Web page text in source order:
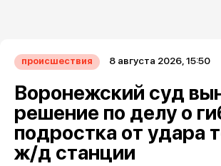
происшествия 8 августа 2026, 15:50
Воронежский суд
решение по делу о
подростка от удара
ж/д станции